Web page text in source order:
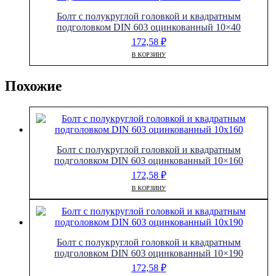
Болт с полукруглой головкой и квадратным
подголовком DIN 603 оцинкованный 10×40
172,58 ₽
В КОРЗИНУ
Похожие
Болт с полукруглой головкой и квадратным
подголовком DIN 603 оцинкованный 10×160
172,58 ₽
В КОРЗИНУ
Болт с полукруглой головкой и квадратным
подголовком DIN 603 оцинкованный 10×190
172,58 ₽